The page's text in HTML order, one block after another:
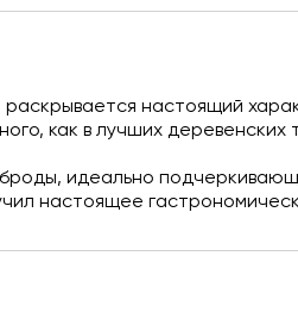
настоящий
как в лучших деревенских
идеально
настоящее